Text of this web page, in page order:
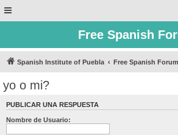
Free Spanish
Spanish Institute of Puebla Free Spanish Forum
yo o mi?
PUBLICAR UNA RESPUESTA
Nombre de Usuario: